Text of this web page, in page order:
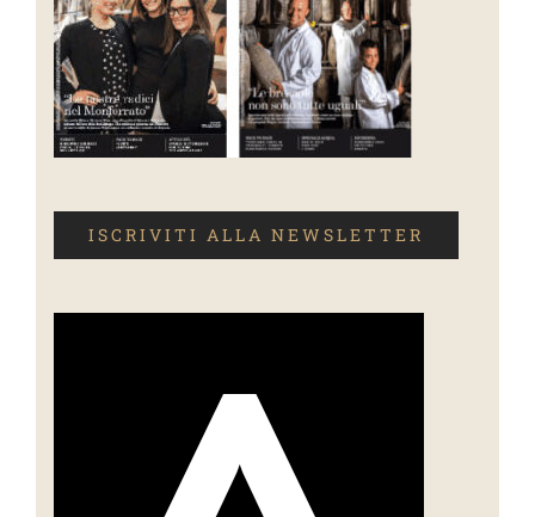
ISCRIVITI ALLA NEWSLETTER